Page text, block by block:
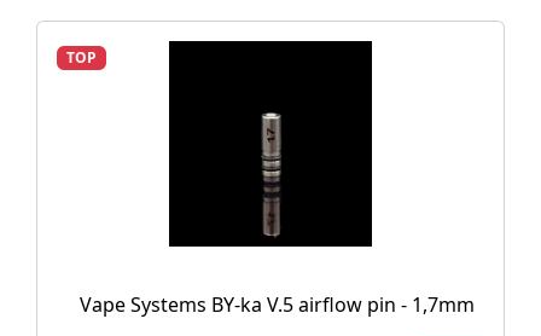
TOP
Vape Systems BY-ka V.5 airflow pin - 1,7mm